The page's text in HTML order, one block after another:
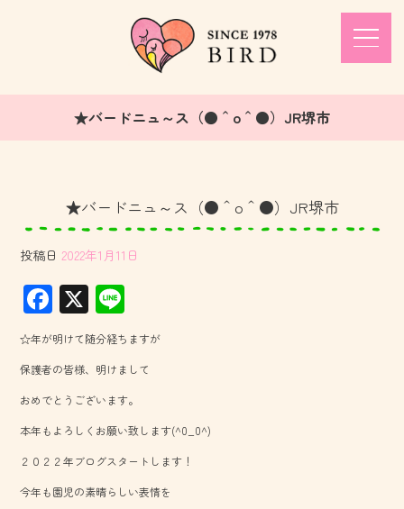
★バードニュ～ス（●＾o＾●）JR堺市
★バードニュ～ス（●＾o＾●）JR堺市
投稿日 2022年1月11日
F
ac
e
b
o
ok
X
ne
☆年が明けて随分経ちますが
保護者の皆様、明けまして
おめでとうございます。
本年もよろしくお願い致します(^0_0^)
２０２２年ブログスタートします！
今年も園児の素晴らしい表情を